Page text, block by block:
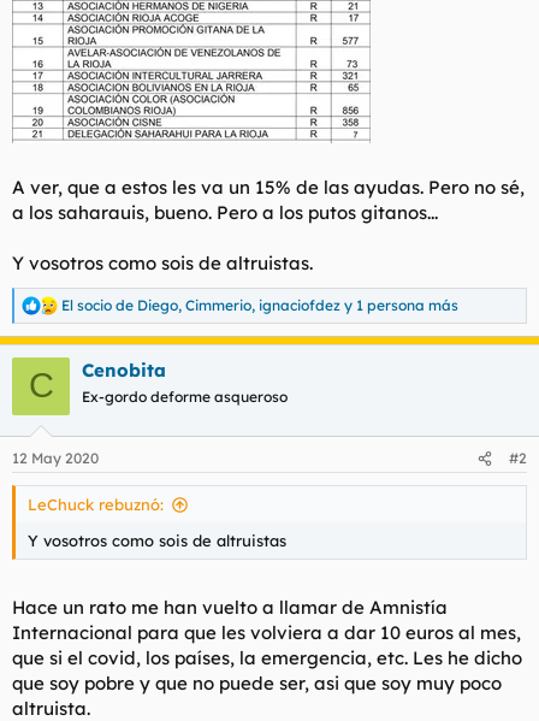
A ver, que a estos les va un 15% de las ayudas. Pero no sé,
a los saharauis, bueno. Pero a los putos gitanos...
Y vosotros como sois de altruistas.
R
e
a
e
s
El socio de Diego, Cimmerio, ignaciofdez y 1 persona más
C Cenobita
Ex-gordo deforme asqueroso
12 May 2020 #2
LeChuck rebuznó:
Y vosotros como sois de altruistas
Hace un rato me han vuelto a llamar de Amnistía
Internacional para que les volviera a dar 10 euros al mes,
que si el covid, los países, la emergencia, etc. Les he dicho
que soy pobre y que no puede ser, asi que soy muy poco
altruista.